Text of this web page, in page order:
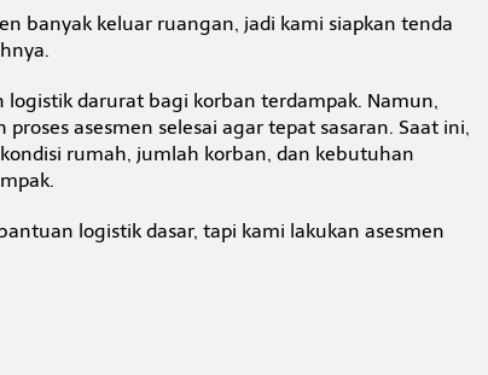
banyak keluar ruangan, jadi kami siapkan tenda
logistik darurat bagi korban terdampak. Namun,
asesmen selesai agar tepat sasaran. Saat ini,
rumah, jumlah korban, dan kebutuhan
logistik dasar, tapi kami lakukan asesmen